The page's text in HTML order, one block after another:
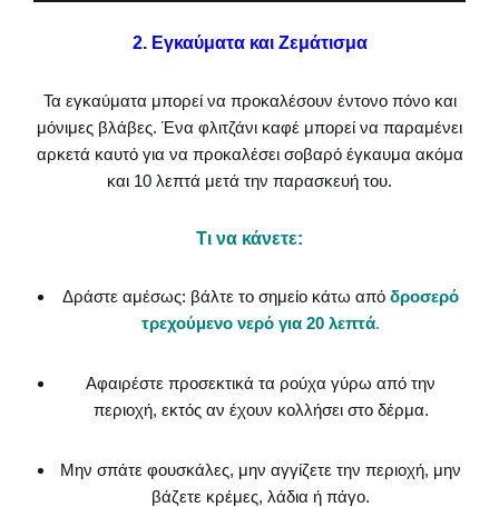
2. Εγκαύματα και Ζεμάτισμα
Τα εγκαύματα μπορεί να προκαλέσουν έντονο πόνο και
μόνιμες βλάβες. Ένα φλιτζάνι καφέ μπορεί να παραμένει
αρκετά καυτό για να προκαλέσει σοβαρό έγκαυμα ακόμα
και 10 λεπτά μετά την παρασκευή του.
Τι να κάνετε:
Δράστε αμέσως: βάλτε το σημείο κάτω από δροσερό
τρεχούμενο νερό για 20 λεπτά.
Αφαιρέστε προσεκτικά τα ρούχα γύρω από την
περιοχή, εκτός αν έχουν κολλήσει στο δέρμα.
Μην σπάτε φουσκάλες, μην αγγίζετε την περιοχή, μην
βάζετε κρέμες, λάδια ή πάγο.